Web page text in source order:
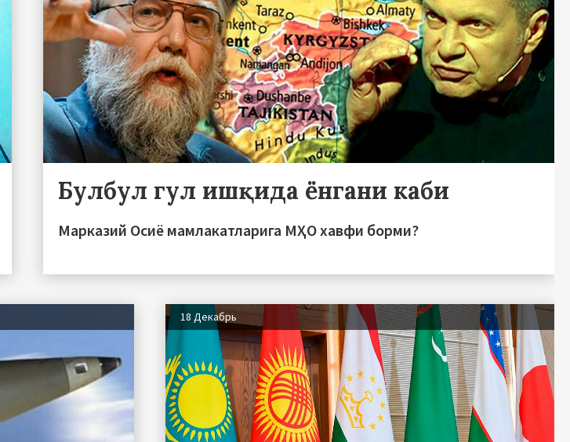
Булбул гул ишқида ёнгани каби
Марказий Осиё мамлакатларига МҲО хавфи борми?
18 Декабрь